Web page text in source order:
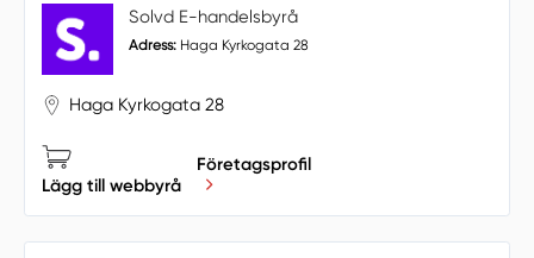
Solvd E-handelsbyrå
Adress: Haga Kyrkogata 28
Haga Kyrkogata 28
Lägg till webbyrå
Företagsprofil